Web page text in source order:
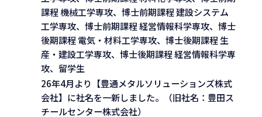
課程 機械工学専攻、博士前期課程 建設システム
工学専攻、博士前期課程 経営情報科学専攻、博士
後期課程 電気・材料工学専攻、博士後期課程 生
産・建設工学専攻、博士後期課程 経営情報科学専
攻、留学生
26年4月より【豊通メタルソリューションズ株式
会社】に社名を一新しました。（旧社名：豊田ス
チールセンター株式会社）